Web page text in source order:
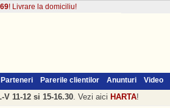
! Livrare la domiciliu!
Parteneri Parerile clientilor Anunturi Video
11-12 si 15-16.30. Vezi aici HARTA!